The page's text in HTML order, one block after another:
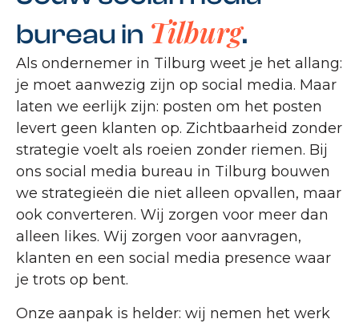
bureau in Tilburg.
Als ondernemer in Tilburg weet je het allang:
je moet aanwezig zijn op social media. Maar
laten we eerlijk zijn: posten om het posten
levert geen klanten op. Zichtbaarheid zonder
strategie voelt als roeien zonder riemen. Bij
ons social media bureau in Tilburg bouwen
we strategieën die niet alleen opvallen, maar
ook converteren. Wij zorgen voor meer dan
alleen likes. Wij zorgen voor aanvragen,
klanten en een social media presence waar
je trots op bent.
Onze aanpak is helder: wij nemen het werk